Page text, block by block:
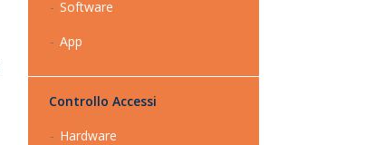
Software
App
Controllo Accessi
Hardware